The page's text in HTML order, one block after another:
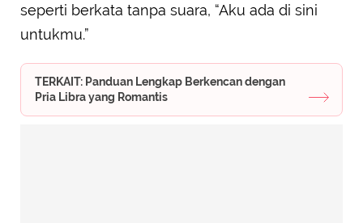
seperti berkata tanpa suara, “Aku ada di sini
untukmu.”
TERKAIT: Panduan Lengkap Berkencan dengan
Pria Libra yang Romantis